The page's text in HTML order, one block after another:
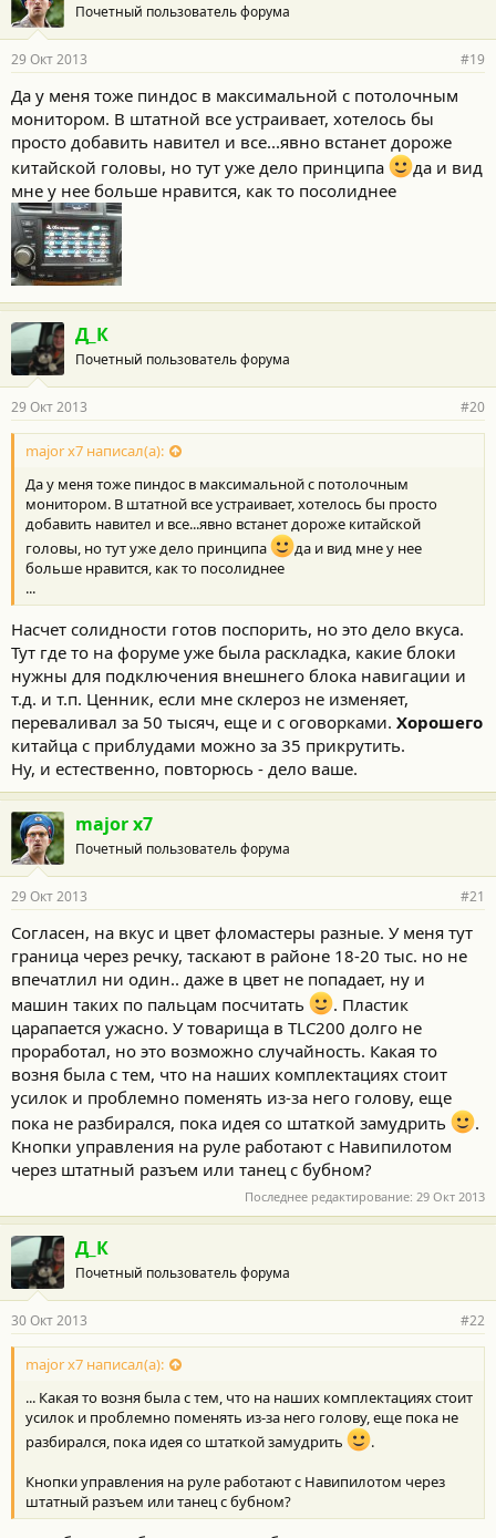
Почетный пользователь форума
29 Окт 2013 #19
Да у меня тоже пиндос в максимальной с потолочным
монитором. В штатной все устраивает, хотелось бы
просто добавить навител и все...явно встанет дороже
китайской головы, но тут уже дело принципа
да и вид
мне у нее больше нравится, как то посолиднее
Д_К
Почетный пользователь форума
29 Окт 2013 #20
major x7 написал(а):
Да у меня тоже пиндос в максимальной с потолочным
монитором. В штатной все устраивает, хотелось бы просто
добавить навител и все...явно встанет дороже китайской
головы, но тут уже дело принципа
да и вид мне у нее
больше нравится, как то посолиднее
...
Насчет солидности готов поспорить, но это дело вкуса.
Тут где то на форуме уже была раскладка, какие блоки
нужны для подключения внешнего блока навигации и
т.д. и т.п. Ценник, если мне склероз не изменяет,
переваливал за 50 тысяч, еще и с оговорками. Хорошего
китайца с приблудами можно за 35 прикрутить.
Ну, и естественно, повторюсь - дело ваше.
major x7
Почетный пользователь форума
29 Окт 2013 #21
Согласен, на вкус и цвет фломастеры разные. У меня тут
граница через речку, таскают в районе 18-20 тыс. но не
впечатлил ни один.. даже в цвет не попадает, ну и
машин таких по пальцам посчитать
. Пластик
царапается ужасно. У товарища в TLC200 долго не
проработал, но это возможно случайность. Какая то
возня была с тем, что на наших комплектациях стоит
усилок и проблемно поменять из-за него голову, еще
пока не разбирался, пока идея со штаткой замудрить
.
Кнопки управления на руле работают с Навипилотом
через штатный разъем или танец с бубном?
Последнее редактирование: 29 Окт 2013
Д_К
Почетный пользователь форума
30 Окт 2013 #22
major x7 написал(а):
... Какая то возня была с тем, что на наших комплектациях стоит
усилок и проблемно поменять из-за него голову, еще пока не
разбирался, пока идея со штаткой замудрить
.
Кнопки управления на руле работают с Навипилотом через
штатный разъем или танец с бубном?